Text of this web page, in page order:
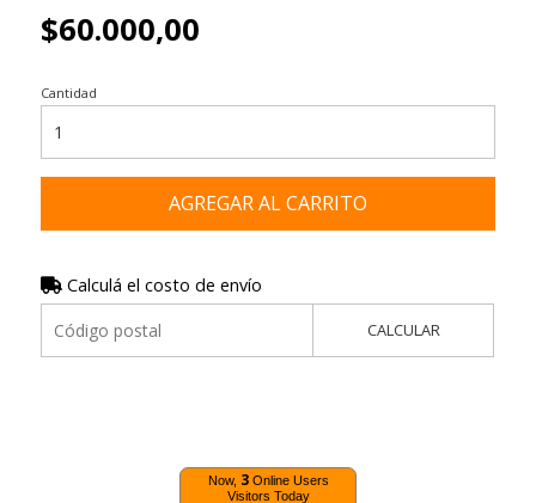
$60.000,00
Cantidad
AGREGAR AL CARRITO
Calculá el costo de envío
CALCULAR
Now, 3Online Users
Visitors Today